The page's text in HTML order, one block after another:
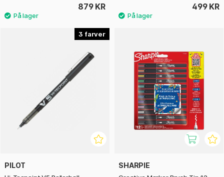
879 KR 499 KR
3
PILOT SHARPIE